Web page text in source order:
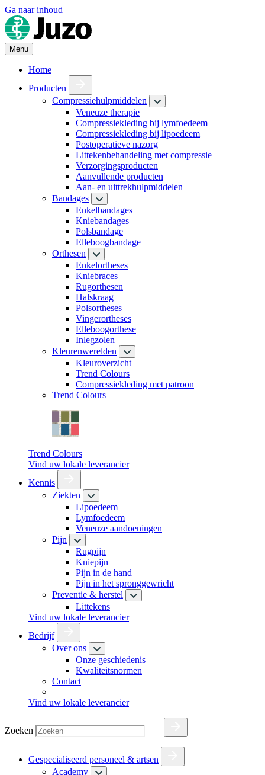
Ga naar inhoud
Menu
Home
Producten
Compressiehulpmiddelen
Veneuze therapie
Compressiekleding bij lymfoedeem
Compressiekleding bij lipoedeem
Postoperatieve nazorg
Littekenbehandeling met compressie
Verzorgingsproducten
Aanvullende producten
Aan- en uittrekhulpmiddelen
Bandages
Enkelbandages
Kniebandages
Polsbandage
Elleboogbandage
Orthesen
Enkelortheses
Kniebraces
Rugorthesen
Halskraag
Polsortheses
Vingerortheses
Elleboogorthese
Inlegzolen
Kleurenwerelden
Kleuroverzicht
Trend Colours
Compressiekleding met patroon
Trend Colours
Trend Colours
Vind uw lokale leverancier
Kennis
Ziekten
Lipoedeem
Lymfoedeem
Veneuze aandoeningen
Pijn
Rugpijn
Kniepijn
Pijn in de hand
Pijn in het spronggewricht
Preventie & herstel
Littekens
Vind uw lokale leverancier
Bedrijf
Over ons
Onze geschiedenis
Kwaliteitsnormen
Contact
Vind uw lokale leverancier
Zoeken
Gespecialiseerd personeel & artsen
Academy